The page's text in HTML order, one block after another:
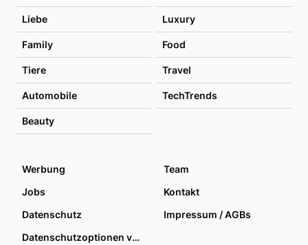
Liebe Luxury
Family Food
Tiere Travel
Automobile TechTrends
Beauty
Werbung
Team
Jobs
Kontakt
Datenschutz
Impressum / AGBs
Datenschutzoptionen verwalten